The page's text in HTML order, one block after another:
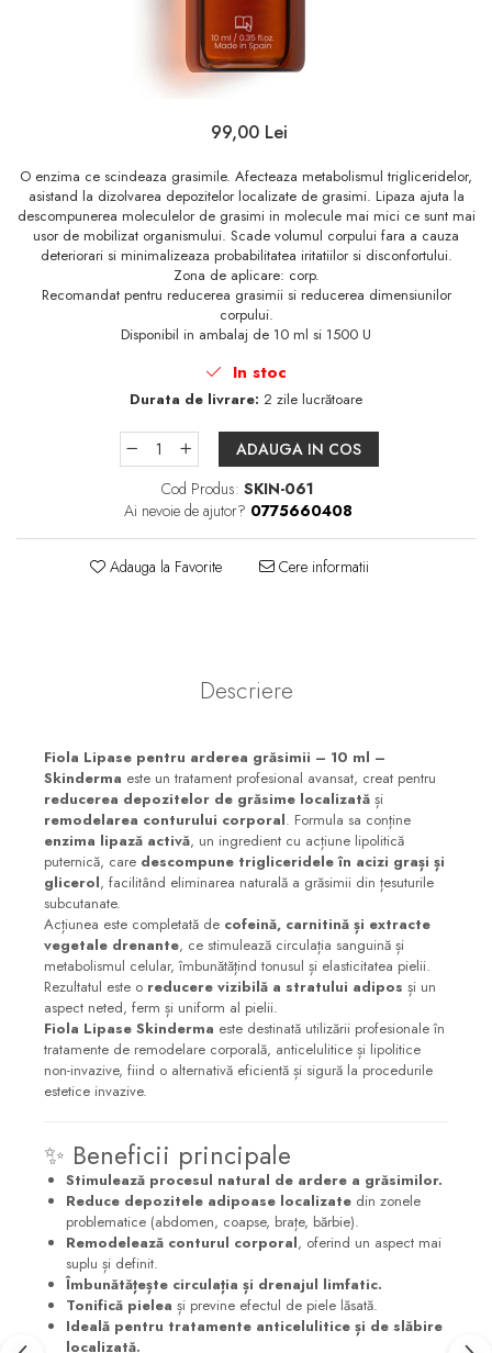
Vopsea de par
99,00 Lei
O enzima ce scindeaza grasimile. Afecteaza metabolismul trigliceridelor,
asistand la dizolvarea depozitelor localizate de grasimi. Lipaza ajuta la
descompunerea moleculelor de grasimi in molecule mai mici ce sunt mai
usor de mobilizat organismului. Scade volumul corpului fara a cauza
deteriorari si minimalizeaza probabilitatea iritatiilor si disconfortului.
Zona de aplicare: corp.
Recomandat pentru reducerea grasimii si reducerea dimensiunilor
corpului.
Disponibil in ambalaj de 10 ml si 1500 U
In stoc
Durata de livrare: 2 zile lucrătoare
ADAUGA IN COS
Cod Produs: SKIN-061
Ai nevoie de ajutor? 0775660408
Adauga la Favorite Cere informatii
Descriere
Fiola Lipase pentru arderea grăsimii – 10 ml –
Skinderma este un tratament profesional avansat, creat pentru
reducerea depozitelor de grăsime localizată și
remodelarea conturului corporal. Formula sa conține
enzima lipază activă, un ingredient cu acțiune lipolitică
puternică, care descompune trigliceridele în acizi grași și
glicerol, facilitând eliminarea naturală a grăsimii din țesuturile
subcutanate.
Acțiunea este completată de cofeină, carnitină și extracte
vegetale drenante, ce stimulează circulația sanguină și
metabolismul celular, îmbunătățind tonusul și elasticitatea pielii.
Rezultatul este o reducere vizibilă a stratului adipos și un
aspect neted, ferm și uniform al pielii.
Fiola Lipase Skinderma este destinată utilizării profesionale în
tratamente de remodelare corporală, anticelulitice și lipolitice
non-invazive, fiind o alternativă eficientă și sigură la procedurile
estetice invazive.
✨ Beneficii principale
Stimulează procesul natural de ardere a grăsimilor.
Reduce depozitele adipoase localizate din zonele
problematice (abdomen, coapse, brațe, bărbie).
Remodelează conturul corporal, oferind un aspect mai
suplu și definit.
Îmbunătățește circulația și drenajul limfatic.
Tonifică pielea și previne efectul de piele lăsată.
Ideală pentru tratamente anticelulitice și de slăbire
localizată.